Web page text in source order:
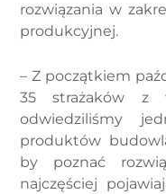
rozwiązania w
produkcyjnej.
– Z początkiem
35 strażaków z
odwiedziliśmy
produktów
by poznać
najczęściej